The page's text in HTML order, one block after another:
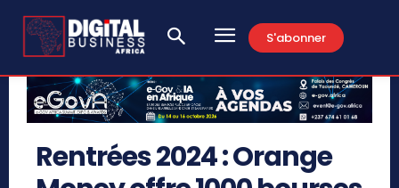
S'abonner
Rentrées 2024 : Orange